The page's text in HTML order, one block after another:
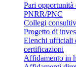
Pari
PNRR/PNC
Collegi
Progetto di
Elenchi ufficiali
certificazioni
Affidamento in